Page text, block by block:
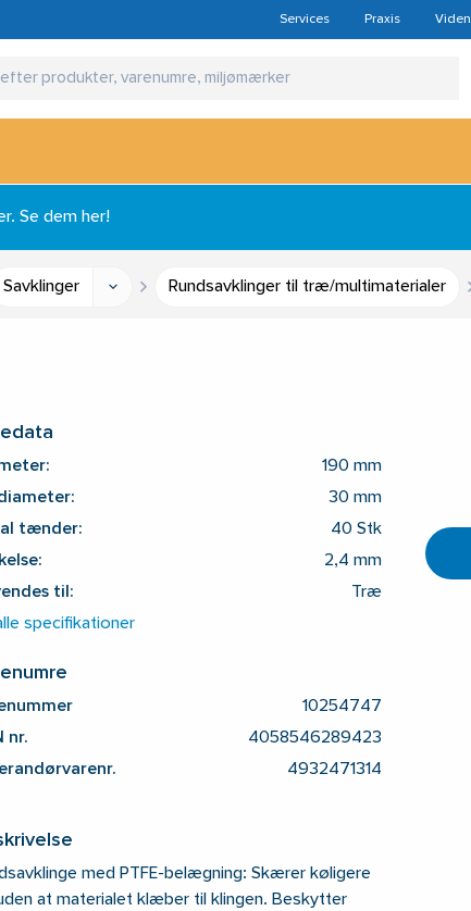
Services Praxis Viden
Se dem her!
Savklinger Rundsavklinger til træ/multimaterialer
190 mm
30 mm
tænder: 40 Stk
2,4 mm
til: Træ
specifikationer
10254747
nr. 4058546289423
4932471314
med PTFE-belægning: Skærer køligere
at materialet klæber til klingen. Beskytter